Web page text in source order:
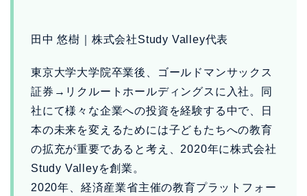
田中 悠樹｜株式会社Study Valley代表
東京大学大学院卒業後、ゴールドマンサックス
証券→リクルートホールディングスに入社。同
社にて様々な企業への投資を経験する中で、日
本の未来を変えるためには子どもたちへの教育
の拡充が重要であると考え、2020年に株式会社
Study Valleyを創業。
2020年、経済産業省主催の教育プラットフォー